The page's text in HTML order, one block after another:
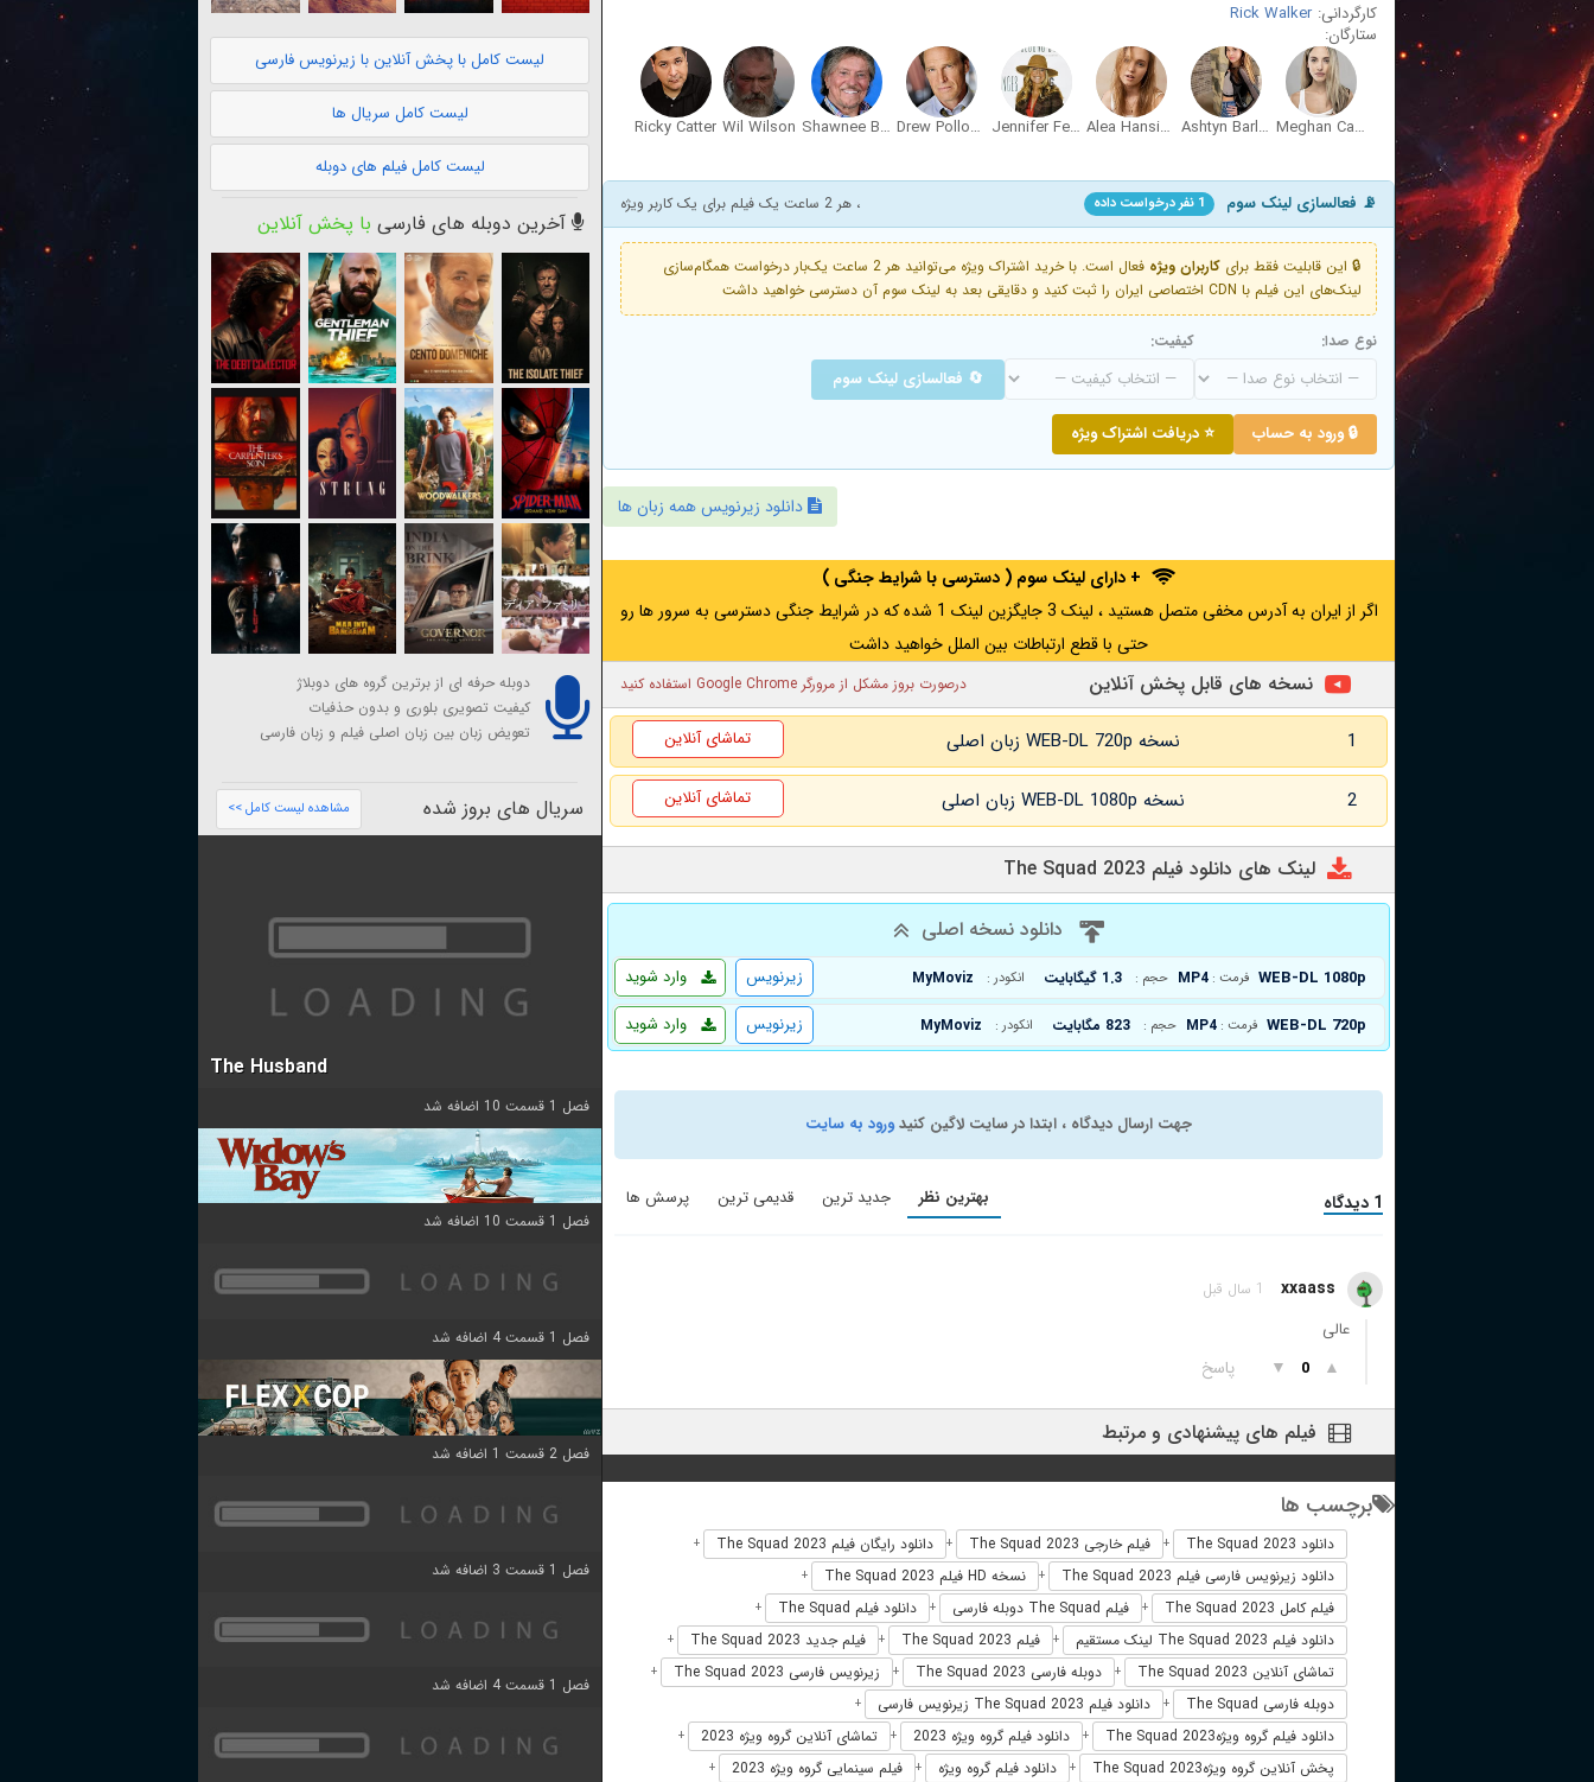
کارگردانی: Rick Walker
ستارگان:
Meghan Carrasquillo
Ashtyn Barlow Nguyen
Alea Hansinger
Jennifer Ferguson
Drew Pollock
Shawnee Brittan
Wil Wilson
Ricky Catter
📡 فعالسازی لینک سوم 1 نفر درخواست داده ، هر 2 ساعت یک فیلم برای یک کاربر ویژه
🔒 این قابلیت فقط برای کاربران ویژه
فعال است. با خرید اشتراک ویژه می‌توانید هر 2 ساعت یک‌بار درخواست همگام‌سازی
لینک‌های این فیلم با CDN اختصاصی ایران را ثبت کنید و دقایقی بعد به لینک سوم آن دسترسی خواهید داشت
نوع صدا: کیفیت:
🔄 فعالسازی لینک سوم
🔒 ورود به حساب ⭐ دریافت اشتراک ویژه
دانلود زیرنویس همه زبان ها
+ دارای لینک سوم ( دسترسی با شرایط جنگی )
اگر از ایران به آدرس مخفی متصل هستید ، لینک 3 جایگزین لینک 1 شده که در شرایط جنگی دسترسی به سرور ها رو
حتی با قطع ارتباطات بین الملل خواهید داشت
نسخه های قابل پخش آنلاین درصورت بروز مشکل از مرورگر Google Chrome استفاده کنید
1 نسخه WEB-DL 720p زبان اصلی تماشای آنلاین
2 نسخه WEB-DL 1080p زبان اصلی تماشای آنلاین
لینک های دانلود فیلم The Squad 2023
دانلود نسخه اصلی
WEB-DL 1080p فرمت : MP4 حجم : 1.3 گیگابایت انکودر : MyMoviz وارد شوید
زیرنویس
WEB-DL 720p فرمت : MP4 حجم : 823 مگابایت انکودر : MyMoviz وارد شوید زیرنویس
جهت ارسال دیدگاه ، ابتدا در سایت لاگین کنیدورود به سایت
1 دیدگاه بهترین نظر جدید ترین قدیمی ترین پرسش ها
xxaass 1 سال قبل
عالی
▲
0
▼ پاسخ
فیلم های پیشنهادی و مرتبط
برچسب ها
دانلود The Squad 2023 + فیلم خارجی The Squad 2023 + دانلود رایگان فیلم The Squad 2023 +
دانلود زیرنویس فارسی فیلم The Squad 2023 + نسخه HD فیلم The Squad 2023 +
فیلم کامل The Squad 2023 + فیلم The Squad دوبله فارسی + دانلود فیلم The Squad +
دانلود فیلم The Squad 2023 لینک مستقیم + فیلم The Squad 2023 + فیلم جدید The Squad 2023 +
تماشای آنلاین The Squad 2023 + دوبله فارسی The Squad 2023 + زیرنویس فارسی The Squad 2023 +
دوبله فارسی The Squad + دانلود فیلم The Squad 2023 زیرنویس فارسی +
دانلود فیلم گروه ویژهThe Squad 2023 + دانلود فیلم گروه ویژه 2023 + تماشای آنلاین گروه ویژه 2023 +
پخش آنلاین گروه ویژهThe Squad 2023 + دانلود فیلم گروه ویژه + فیلم سینمایی گروه ویژه 2023 +
لیست کامل با پخش آنلاین با زیرنویس فارسی
لیست کامل سریال ها
لیست کامل فیلم های دوبله
آخرین دوبله های فارسی با پخش آنلاین
دوبله حرفه ای از برترین گروه های دوبلاژ
کیفیت تصویری بلوری و بدون حذفیات
تعویض زبان بین زبان اصلی فیلم و زبان فارسی
سریال های بروز شده مشاهده لیست کامل >>
The Husband
فصل 1 قسمت 10 اضافه شد
فصل 1 قسمت 10 اضافه شد
فصل 1 قسمت 4 اضافه شد
فصل 2 قسمت 1 اضافه شد
فصل 1 قسمت 3 اضافه شد
فصل 1 قسمت 4 اضافه شد